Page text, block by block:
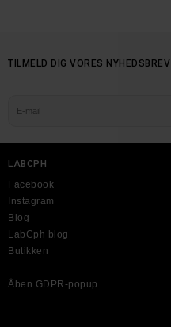
TILMELD DIG VORES NYHEDSBREV
LABCPH
Facebook
Instagram
Blog
LabCph blog
Butikken
Åben GDPR-popup